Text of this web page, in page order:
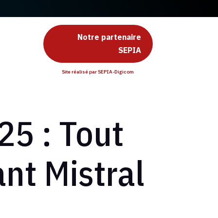
Notre partenaire
SEPIA
Site réalisé par SEPIA-Digicom
: Tout
Mistral